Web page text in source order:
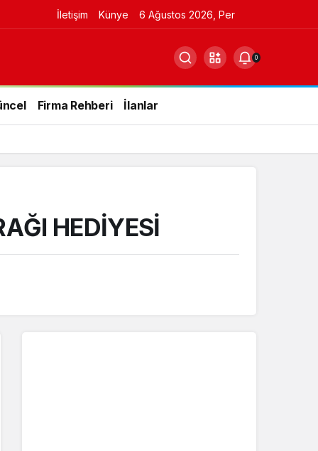
İletişim Künye 6 Ağustos 2026, Per
0
Firma Rehberi İlanlar
HEDİYESİ